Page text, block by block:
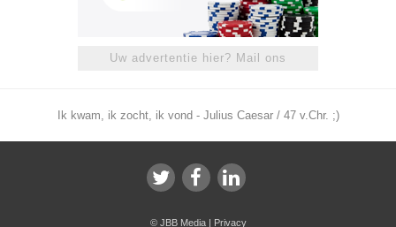
Uw advertentie hier? Mail ons
Ik kwam, ik zocht, ik vond - Julius Caesar / 47 v.Chr. ;)
© JBB Media| Privacy